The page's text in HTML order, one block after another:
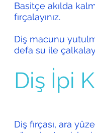
Basitçe akılda
fırçalayınız.
Diş macunu
defa su ile
Diş İpi
Diş fırçası, ara